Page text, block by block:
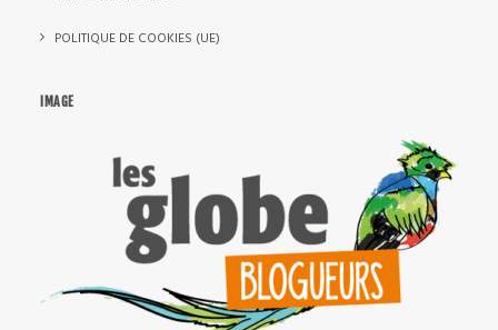
POLITIQUE DE COOKIES (UE)
IMAGE